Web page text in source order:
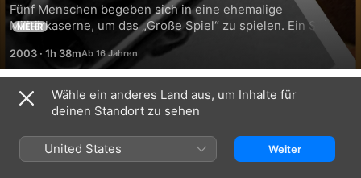
Fünf Menschen begeben sich in eine ehemalige
Militärkaserne, um das „Große Spiel“ zu spielen. Ein Spiel
abseits gesellschaftlicher Normen und Grenzen. Sie
verstricken sich immer mehr in ihre eigenen
zwischenmenschlichen Spiele. Was harmlos beginnt, endet
in einer Tragödie. Der Film ist eine Metapher auf das
„Große Spiel“, das wir Leben nennen. Eine Studie über die
MEHR
2003 · 1h 38m
Trailer
Wähle ein anderes Land aus, um Inhalte für
deinen Standort zu sehen
United States Weiter